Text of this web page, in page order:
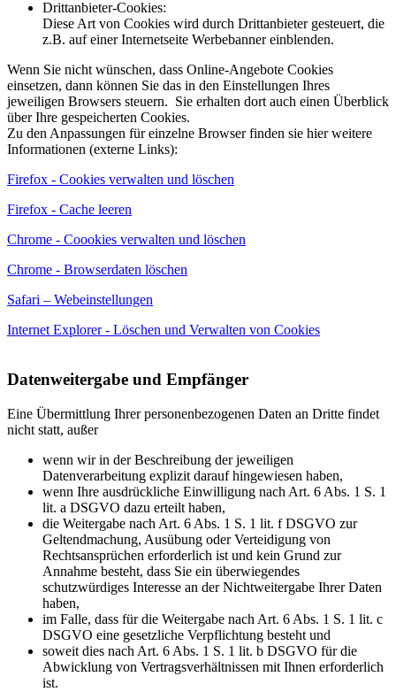
Drittanbieter-Cookies:
Diese Art von Cookies wird durch Drittanbieter gesteuert, die
z.B. auf einer Internetseite Werbebanner einblenden.
Wenn Sie nicht wünschen, dass Online-Angebote Cookies
einsetzen, dann können Sie das in den Einstellungen Ihres
jeweiligen Browsers steuern. Sie erhalten dort auch einen Überblick
über Ihre gespeicherten Cookies.
Zu den Anpassungen für einzelne Browser finden sie hier weitere
Informationen (externe Links):
Firefox - Cookies verwalten und löschen
Firefox - Cache leeren
Chrome - Coookies verwalten und löschen
Chrome - Browserdaten löschen
Safari – Webeinstellungen
Internet Explorer - Löschen und Verwalten von Cookies
Datenweitergabe und Empfänger
Eine Übermittlung Ihrer personenbezogenen Daten an Dritte findet
nicht statt, außer
wenn wir in der Beschreibung der jeweiligen
Datenverarbeitung explizit darauf hingewiesen haben,
wenn Ihre ausdrückliche Einwilligung nach Art. 6 Abs. 1 S. 1
lit. a DSGVO dazu erteilt haben,
die Weitergabe nach Art. 6 Abs. 1 S. 1 lit. f DSGVO zur
Geltendmachung, Ausübung oder Verteidigung von
Rechtsansprüchen erforderlich ist und kein Grund zur
Annahme besteht, dass Sie ein überwiegendes
schutzwürdiges Interesse an der Nichtweitergabe Ihrer Daten
haben,
im Falle, dass für die Weitergabe nach Art. 6 Abs. 1 S. 1 lit. c
DSGVO eine gesetzliche Verpflichtung besteht und
soweit dies nach Art. 6 Abs. 1 S. 1 lit. b DSGVO für die
Abwicklung von Vertragsverhältnissen mit Ihnen erforderlich
ist.